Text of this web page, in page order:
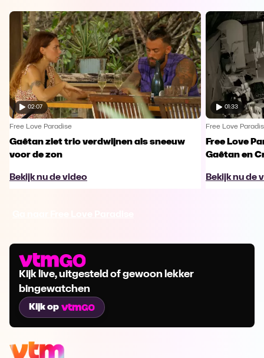
02:07
Free Love Paradise
Gaêtan ziet trio verdwijnen als sneeuw
voor de zon
Bekijk nu de video
01:33
Free Love
Free Love
Gaêtan en
Bekijk nu de
Kijk live, uitgesteld of gewoon lekker
bingewatchen
Kijk op